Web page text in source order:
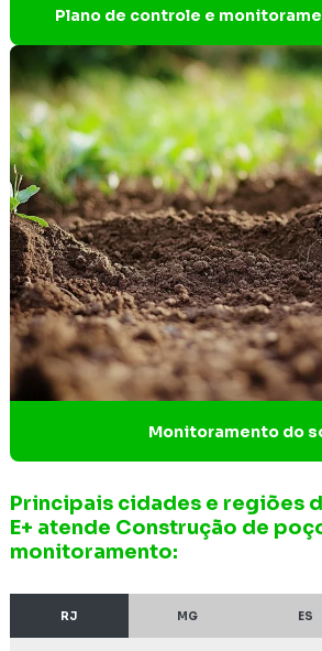
Estudo de impacto ambiental EIA
Estudo de impacto ambiental parque
Estudo de impacto ambiental
Estudo referente a critério locacional
biosfera
Estudo e relatório de impacto
Estudos ambientais EIA rima
Estudos ambientais para
Estudos espeleológicos
Gerenciamento de resíduos industriais
Instalação de poço de monitoramento
Inventário florestal de eucalipto
Plano de controle e
Monitoramento do
Principais cidades e regiões
E+ atende Construção de
monitoramento:
RJ MG ES